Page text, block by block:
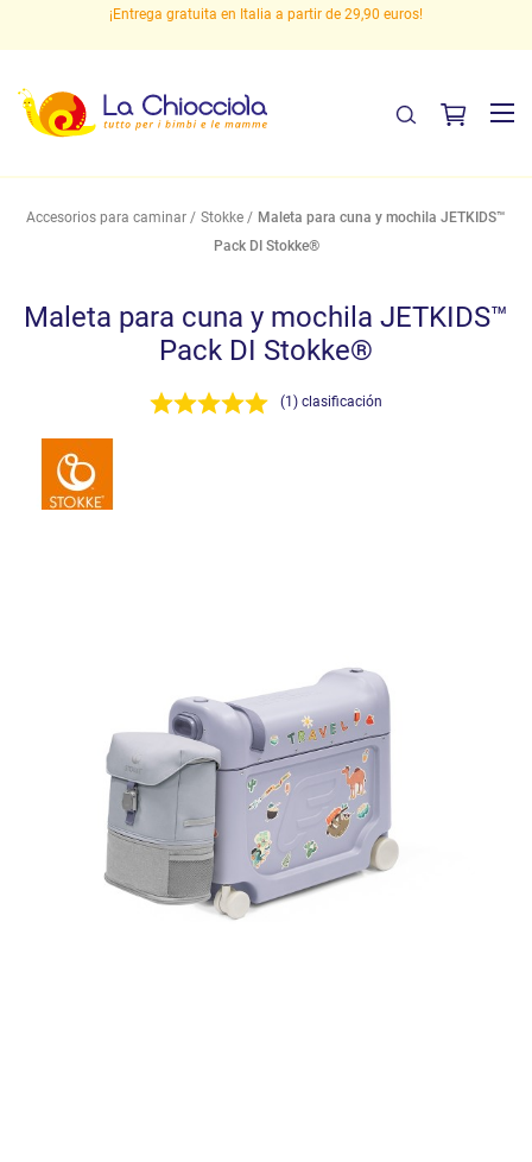
¡Entrega gratuita en Italia a partir de 29,90 euros!
Accesorios para caminar Stokke
Maleta para cuna y mochila JETKIDS™
Pack DI Stokke®
Maleta para cuna y mochila JETKIDS™
Pack DI Stokke®
(1) clasificación